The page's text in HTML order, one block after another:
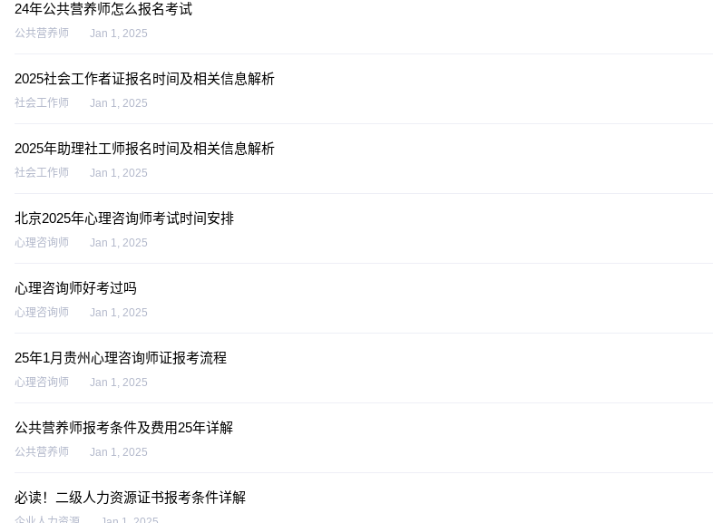
24年公共营养师怎么报名考试
公共营养师 Jan 1, 2025
2025社会工作者证报名时间及相关信息解析
社会工作师 Jan 1, 2025
2025年助理社工师报名时间及相关信息解析
社会工作师 Jan 1, 2025
北京2025年心理咨询师考试时间安排
心理咨询师 Jan 1, 2025
心理咨询师好考过吗
心理咨询师 Jan 1, 2025
25年1月贵州心理咨询师证报考流程
心理咨询师 Jan 1, 2025
公共营养师报考条件及费用25年详解
公共营养师 Jan 1, 2025
必读！二级人力资源证书报考条件详解